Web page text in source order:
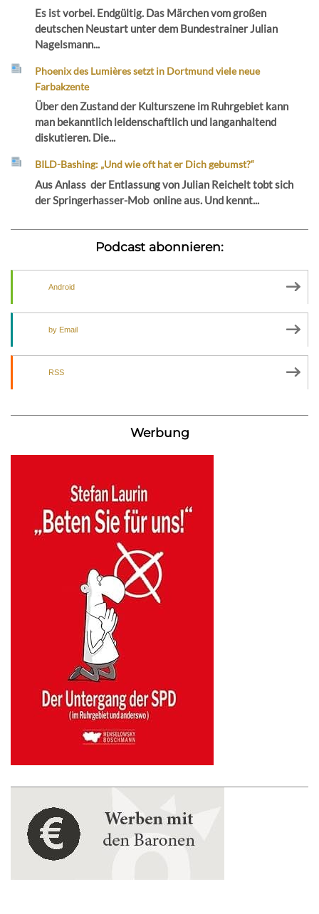
Es ist vorbei. Endgültig. Das Märchen vom großen
deutschen Neustart unter dem Bundestrainer Julian
Nagelsmann...
Phoenix des Lumières setzt in Dortmund viele neue
Farbakzente
Über den Zustand der Kulturszene im Ruhrgebiet kann
man bekanntlich leidenschaftlich und langanhaltend
diskutieren. Die...
BILD-Bashing: „Und wie oft hat er Dich gebumst?“
Aus Anlass der Entlassung von Julian Reichelt tobt sich
der Springerhasser-Mob online aus. Und kennt...
Podcast abonnieren:
Android
by Email
RSS
Werbung